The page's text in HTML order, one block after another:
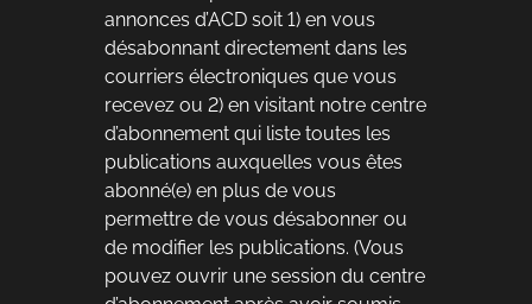
annonces d’ACD soit 1) en vous
désabonnant directement dans les
courriers électroniques que vous
recevez ou 2) en visitant notre centre
d’abonnement qui liste toutes les
publications auxquelles vous êtes
abonné(e) en plus de vous
permettre de vous désabonner ou
de modifier les publications. (Vous
pouvez ouvrir une session du centre